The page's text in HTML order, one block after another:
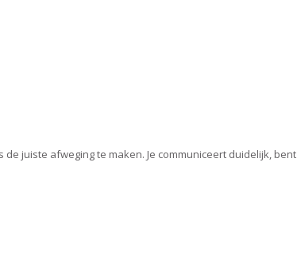
juiste afweging te maken. Je communiceert duidelijk, bent